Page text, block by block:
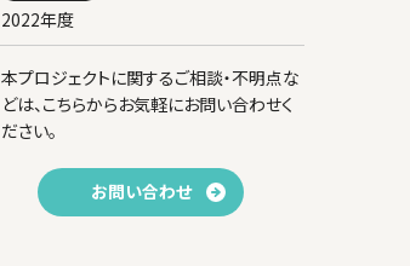
2022年度
本プロジェクトに関するご相談・不明点な
どは、こちらからお気軽にお問い合わせく
ださい。
お問い合わせ